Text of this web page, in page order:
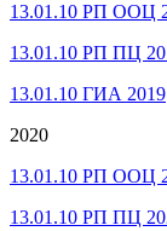
13.01.10 РП ООЦ
13.01.10 РП ПЦ
13.01.10 ГИА 2019
2020
13.01.10 РП ООЦ
13.01.10 РП ПЦ